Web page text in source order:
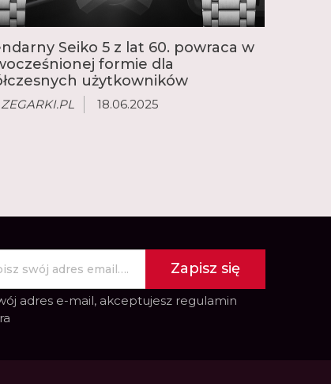
modele z serii Prospex, elegancki i
kolekcję King Seiko, sterowaną GPS i
Astron lub popularną serię
5 Sports lub zasilaną energią
Seiko 5 z lat 60. powraca w
formie dla
użytkowników
ZEGARKI.PL 18.06.2025
Zapisz się
adres e-mail, akceptujesz regulamin